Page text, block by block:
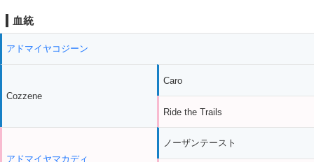
血統
アドマイヤコジーン
Cozzene
アドマイヤマカディ
Caro
Ride the Trails
ノーザンテースト